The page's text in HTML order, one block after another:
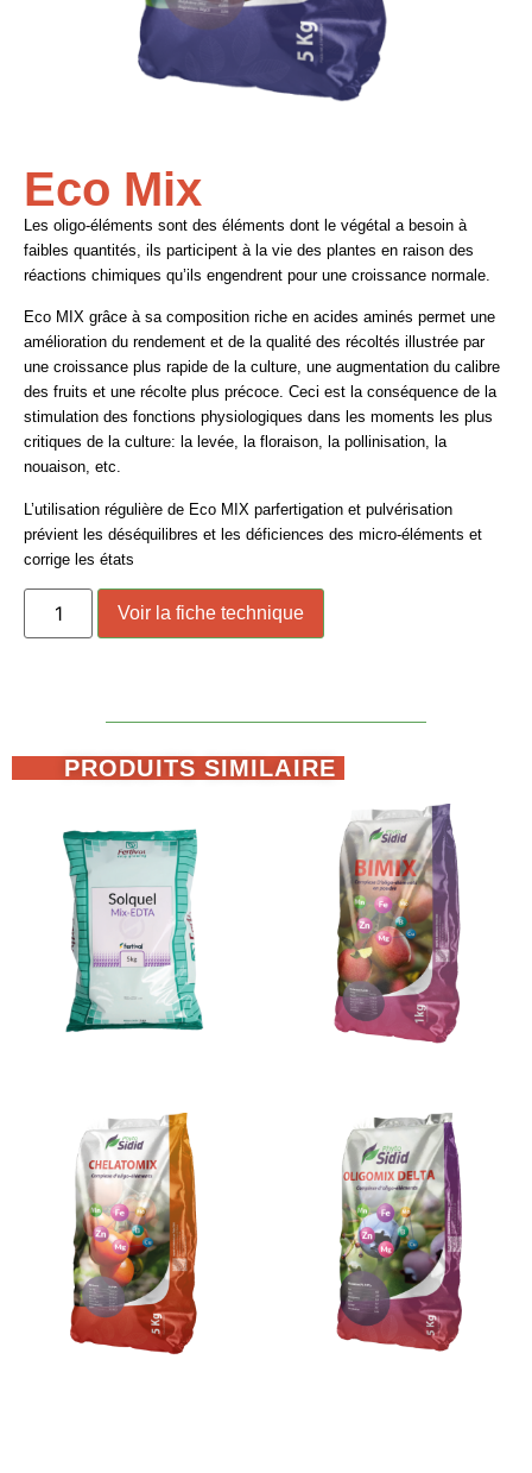
Eco Mix
Les oligo-éléments sont des éléments dont le végétal a besoin à
faibles quantités, ils participent à la vie des plantes en raison des
réactions chimiques qu’ils engendrent pour une croissance normale.
Eco MIX grâce à sa composition riche en acides aminés permet une
amélioration du rendement et de la qualité des récoltés illustrée par
une croissance plus rapide de la culture, une augmentation du calibre
des fruits et une récolte plus précoce. Ceci est la conséquence de la
stimulation des fonctions physiologiques dans les moments les plus
critiques de la culture: la levée, la floraison, la pollinisation, la
nouaison, etc.
L’utilisation régulière de Eco MIX parfertigation et pulvérisation
prévient les déséquilibres et les déficiences des micro-éléments et
corrige les états
Voir la fiche technique
PRODUITS SIMILAIRE